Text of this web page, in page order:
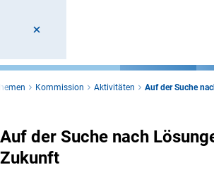
Kommission Aktivitäten Auf der Suche
Auf der Suche nach
Zukunft